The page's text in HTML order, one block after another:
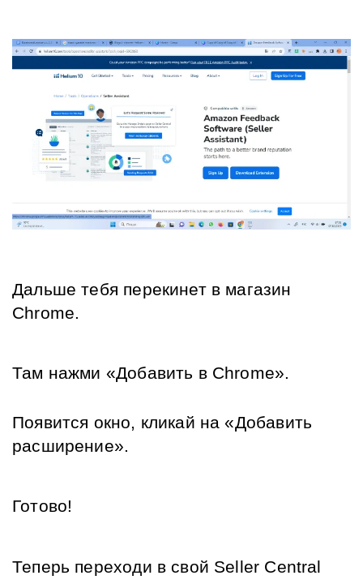
Дальше тебя перекинет в магазин
Chrome.
Там нажми «Добавить в Chrome».
Появится окно, кликай на «Добавить
расширение».
Готово!
Теперь переходи в свой Seller Central